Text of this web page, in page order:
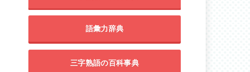
語彙力辞典
三字熟語の百科事典